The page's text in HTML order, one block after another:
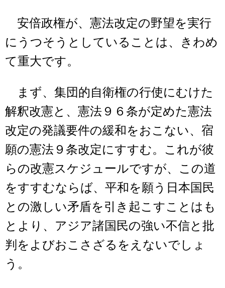
安倍政権が、憲法改定の野望を実行
にうつそうとしていることは、きわめ
て重大です。
まず、集団的自衛権の行使にむけた
解釈改憲と、憲法９６条が定めた憲法
改定の発議要件の緩和をおこない、宿
願の憲法９条改定にすすむ。これが彼
らの改憲スケジュールですが、この道
をすすむならば、平和を願う日本国民
との激しい矛盾を引き起こすことはも
とより、アジア諸国民の強い不信と批
判をよびおこさざるをえないでしょ
う。